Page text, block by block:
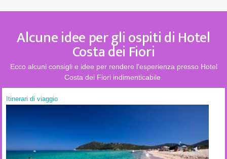
Alcune idee per gli ospiti di Hotel
Costa dei Fiori
Ecco alcuni consigli e idee per rendere l'esperienza presso Hotel
Costa dei Fiori indimenticabile.
Itinerari di viaggio